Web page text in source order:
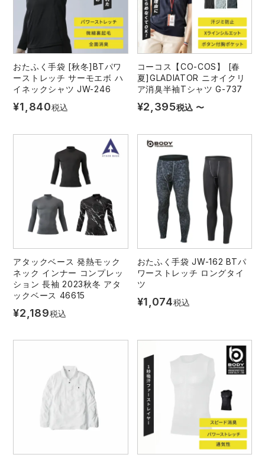
おたふく手袋 [秋冬]BTパワ
ーストレッチ サーモエボ ハ
イネックシャツ JW-246
¥1,840税込
コーコス【CO-COS】 [春
夏]GLADIATOR ニオイクリ
ア消臭半袖Tシャツ G-737
¥2,395税込 〜
アタックベース 発熱モック
ネック インナー コンプレッ
ション 長袖 2023秋冬 アタ
ックベース 46615
¥2,189税込
おたふく手袋 JW-162 BTパ
ワーストレッチ ロングタイ
ツ
¥1,074税込